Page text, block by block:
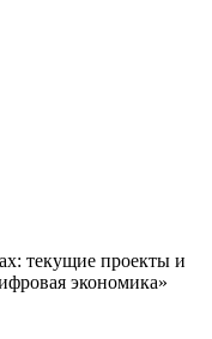
текущие проекты и
экономика»